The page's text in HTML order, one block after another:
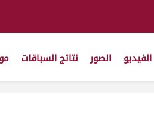
الصور نتائج السباقات